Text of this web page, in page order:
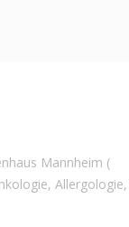
Mannheim (
Allergologie,